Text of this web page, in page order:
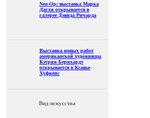
Neo-Op: выставка Марка
Дагли открывается в
галерее Дэвида Ричарда
Выставка новых работ
американской художницы
Кэтрин Бернхардт
открывается в Ксавье
Хуфкенс
Вид искусства